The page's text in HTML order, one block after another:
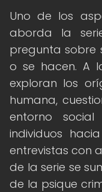
Uno de los
aborda la
pregunta sobre
o se hacen. A
exploran los
humana,
entorno
individuos
entrevistas con
de la serie se
de la psique